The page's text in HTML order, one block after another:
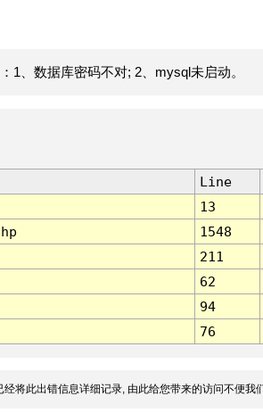
1、数据库密码不对; 2、mysql未启动。
Line
13
1548
211
62
94
76
将此出错信息详细记录, 由此给您带来的访问不便我